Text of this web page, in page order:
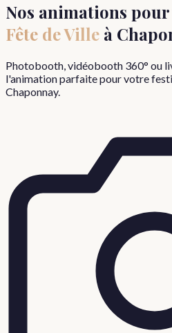
Nos animations
Fête de Ville à
Photobooth, vidéobooth 360° ou
l'animation parfaite pour votre
Chaponnay.